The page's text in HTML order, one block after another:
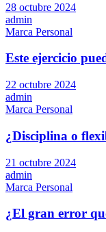
28 octubre 2024
admin
Marca Personal
Este ejercicio
22 octubre 2024
admin
Marca Personal
¿Disciplina o
21 octubre 2024
admin
Marca Personal
¿El gran error